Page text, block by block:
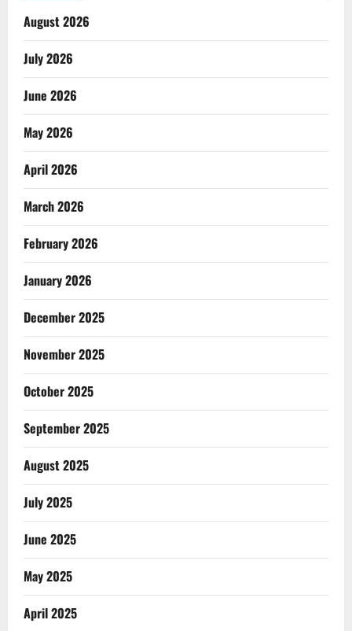
August 2026
July 2026
June 2026
May 2026
April 2026
March 2026
February 2026
January 2026
December 2025
November 2025
October 2025
September 2025
August 2025
July 2025
June 2025
May 2025
April 2025